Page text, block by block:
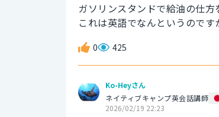
ガソリンスタンドで給油の仕
これは英語でなんというのです
0 425
Ko-Heyさん
ネイティブキャンプ英会話講師
2026/02/19 22:23